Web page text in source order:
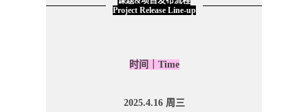
Project Release Line-up
时间｜Time
2025.4.16 周三